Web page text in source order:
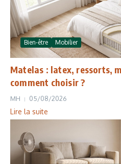
Bien-être Mobilier
Matelas : latex, ressorts,
comment choisir ?
MH 05/08/2026
Lire la suite